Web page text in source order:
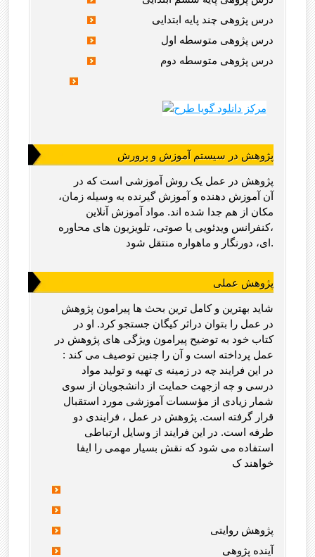
درس پژوهی چند پایه ابتدایی
درس پژوهی متوسطه اول
درس پژوهی متوسطه دوم
پژوهش در سیستم آموزش و پرورش
آن آموزش دهنده و آموزش گیرنده به وسیله زمان،
مکان از هم جدا شده اند. مواد آموزش آنلاین
،کنفرانس ویدئویی یا صوتی، تلویزیون های محاوره
ای، دورنگار و ماهواره منتقل شود.
پژوهش عملی
شاید بهترین و کامل ترین بحث ها پیرامون پژوهش
در عمل را بتوان دراثر کیگان جستجو کرد. او در
کتاب خود به توضیح پیرامون ویژگی های پژوهش در
عمل پرداخته است و آن را چنین توصیف می کند :
در این فرایند چه در زمینه ی تهیه و تولید مواد
درسی و چه ازجهت حمایت از دانشجویان از سوی
شمار زیادی از مؤسسات آموزشی مورد استقبال
قرار گرفته است. پژوهش در عمل ، فرایندی دو
طرفه است. در این فرایند از وسایل ارتباطی
استفاده می شود که نقش بسیار مهمی را ایفا
خواهند ک
پژوهش روایتی
آینده پژوهی